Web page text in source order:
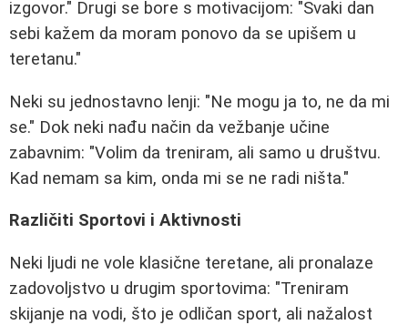
izgovor." Drugi se bore s motivacijom: "Svaki dan
sebi kažem da moram ponovo da se upišem u
teretanu."
Neki su jednostavno lenji: "Ne mogu ja to, ne da mi
se." Dok neki nađu način da vežbanje učine
zabavnim: "Volim da treniram, ali samo u društvu.
Kad nemam sa kim, onda mi se ne radi ništa."
Različiti Sportovi i Aktivnosti
Neki ljudi ne vole klasične teretane, ali pronalaze
zadovoljstvo u drugim sportovima: "Treniram
skijanje na vodi, što je odličan sport, ali nažalost